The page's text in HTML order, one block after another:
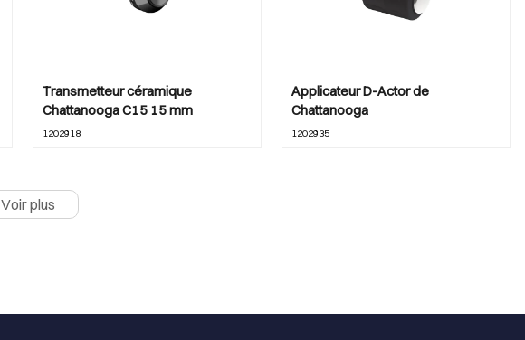
Transmetteur céramique
Chattanooga C15 15 mm
1202918
Applicateur D-Actor de
Chattanooga
1202935
Voir plus